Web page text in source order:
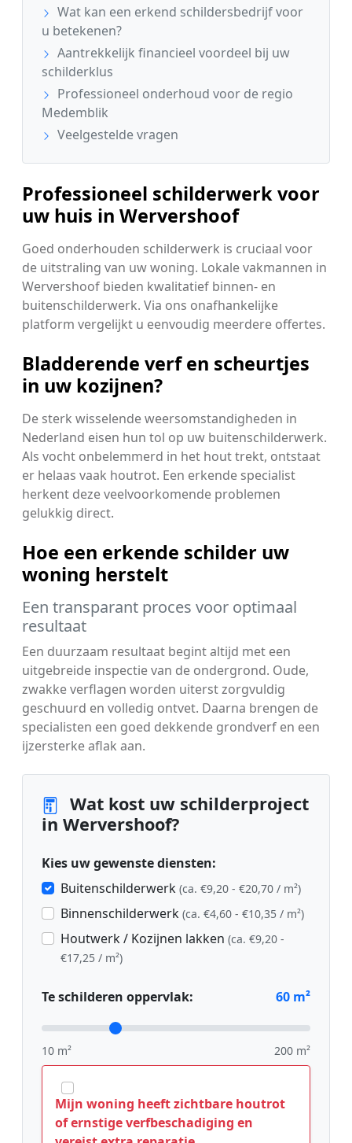
Wat kan een erkend schildersbedrijf voor
u betekenen?
Aantrekkelijk financieel voordeel bij uw
schilderklus
Professioneel onderhoud voor de regio
Medemblik
Veelgestelde vragen
Professioneel schilderwerk voor
uw huis in Wervershoof
Goed onderhouden schilderwerk is cruciaal voor
de uitstraling van uw woning. Lokale vakmannen in
Wervershoof bieden kwalitatief binnen- en
buitenschilderwerk. Via ons onafhankelijke
platform vergelijkt u eenvoudig meerdere offertes.
Bladderende verf en scheurtjes
in uw kozijnen?
De sterk wisselende weersomstandigheden in
Nederland eisen hun tol op uw buitenschilderwerk.
Als vocht onbelemmerd in het hout trekt, ontstaat
er helaas vaak houtrot. Een erkende specialist
herkent deze veelvoorkomende problemen
gelukkig direct.
Hoe een erkende schilder uw
woning herstelt
Een transparant proces voor optimaal
resultaat
Een duurzaam resultaat begint altijd met een
uitgebreide inspectie van de ondergrond. Oude,
zwakke verflagen worden uiterst zorgvuldig
geschuurd en volledig ontvet. Daarna brengen de
specialisten een goed dekkende grondverf en een
ijzersterke aflak aan.
Wat kost uw schilderproject
in Wervershoof?
Kies uw gewenste diensten:
Buitenschilderwerk (ca. €9,20 - €20,70 / m²)
Binnenschilderwerk (ca. €4,60 - €10,35 / m²)
Houtwerk / Kozijnen lakken (ca. €9,20 -
€17,25 / m²)
Te schilderen oppervlak: 60 m²
10 m² 200 m²
Mijn woning heeft zichtbare houtrot
of ernstige verfbeschadiging en